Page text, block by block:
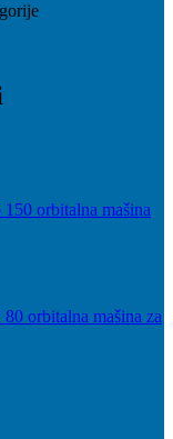
orbitalna mašina
orbitalna mašina za